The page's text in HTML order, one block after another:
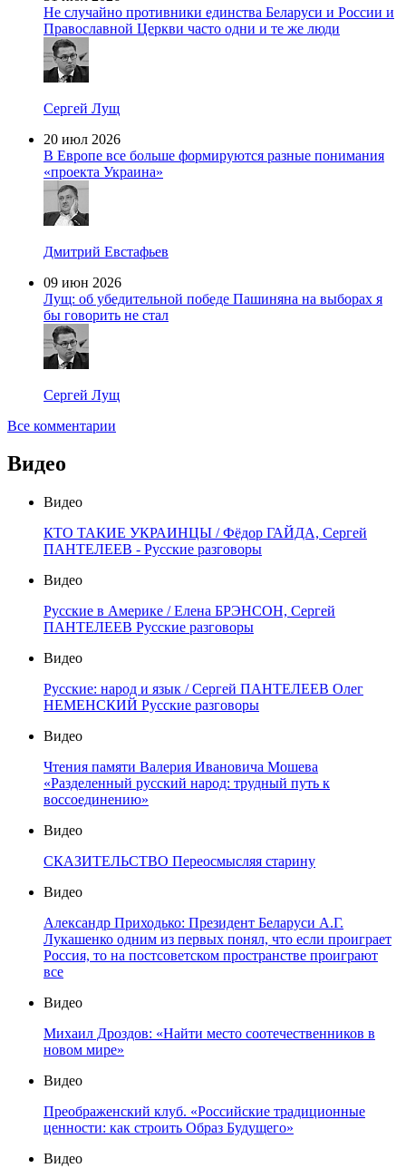
Не случайно противники единства Беларуси и России и
Православной Церкви часто одни и те же люди
Сергей Лущ
20 июл 2026
В Европе все больше формируются разные понимания
«проекта Украина»
Дмитрий Евстафьев
09 июн 2026
Лущ: об убедительной победе Пашиняна на выборах я
бы говорить не стал
Сергей Лущ
Все комментарии
Видео
Видео
КТО ТАКИЕ УКРАИНЦЫ / Фёдор ГАЙДА, Сергей
ПАНТЕЛЕЕВ - Русские разговоры
Видео
Русские в Америке / Елена БРЭНСОН, Сергей
ПАНТЕЛЕЕВ Русские разговоры
Видео
Русские: народ и язык / Сергей ПАНТЕЛЕЕВ Олег
НЕМЕНСКИЙ Русские разговоры
Видео
Чтения памяти Валерия Ивановича Мошева
«Разделенный русский народ: трудный путь к
воссоединению»
Видео
СКАЗИТЕЛЬСТВО Переосмысляя старину
Видео
Александр Приходько: Президент Беларуси А.Г.
Лукашенко одним из первых понял, что если проиграет
Россия, то на постсоветском пространстве проиграют
все
Видео
Михаил Дроздов: «Найти место соотечественников в
новом мире»
Видео
Преображенский клуб. «Российские традиционные
ценности: как строить Образ Будущего»
Видео